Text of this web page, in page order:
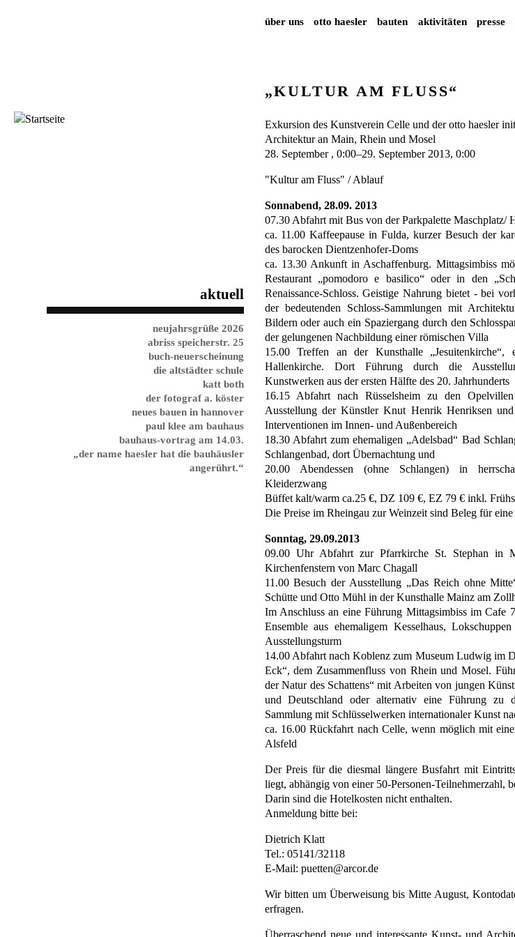
aktuell
neujahrsgrüße 2026
abriss speicherstr. 25
buch-neuerscheinung
die altstädter schule
katt both
der fotograf a. köster
neues bauen in hannover
paul klee am bauhaus
bauhaus-vortrag am 14.03.
„der name haesler hat die bauhäusler
angerührt.“
über uns otto haesler bauten aktivitäten presse
„KULTUR AM FLUSS“
Exkursion des Kunstverein Celle und der otto haesler
Architektur an Main, Rhein und Mosel
28. September , 0:00–29. September 2013, 0:00
"Kultur am Fluss" / Ablauf
Sonnabend, 28.09. 2013
07.30 Abfahrt mit Bus von der Parkpalette Maschplatz/
ca. 11.00 Kaffeepause in Fulda, kurzer Besuch der
des barocken Dientzenhofer-Doms
ca. 13.30 Ankunft in Aschaffenburg. Mittagsimbiss
Restaurant „pomodoro e basilico“ oder in den
Renaissance-Schloss. Geistige Nahrung bietet - bei
der bedeutenden Schloss-Sammlungen mit
Bildern oder auch ein Spaziergang durch den
der gelungenen Nachbildung einer römischen Villa
15.00 Treffen an der Kunsthalle „Jesuitenkirche“,
Hallenkirche. Dort Führung durch die
Kunstwerken aus der ersten Hälfte des 20. Jahrhunderts
16.15 Abfahrt nach Rüsselsheim zu den
Ausstellung der Künstler Knut Henrik Henriksen
Interventionen im Innen- und Außenbereich
18.30 Abfahrt zum ehemaligen „Adelsbad“ Bad
Schlangenbad, dort Übernachtung und
20.00 Abendessen (ohne Schlangen) in
Kleiderzwang
Büffet kalt/warm ca.25 €, DZ 109 €, EZ 79 € inkl.
Die Preise im Rheingau zur Weinzeit sind Beleg für
Sonntag, 29.09.2013
09.00 Uhr Abfahrt zur Pfarrkirche St. Stephan in
Kirchenfenstern von Marc Chagall
11.00 Besuch der Ausstellung „Das Reich ohne
Schütte und Otto Mühl in der Kunsthalle Mainz am
Im Anschluss an eine Führung Mittagsimbiss im Cafe
Ensemble aus ehemaligem Kesselhaus,
Ausstellungsturm
14.00 Abfahrt nach Koblenz zum Museum Ludwig im
Eck“, dem Zusammenfluss von Rhein und Mosel.
der Natur des Schattens“ mit Arbeiten von jungen
und Deutschland oder alternativ eine Führung zu
Sammlung mit Schlüsselwerken internationaler Kunst
ca. 16.00 Rückfahrt nach Celle, wenn möglich mit
Alsfeld
Der Preis für die diesmal längere Busfahrt mit
liegt, abhängig von einer 50-Personen-Teilnehmerzahl,
Darin sind die Hotelkosten nicht enthalten.
Anmeldung bitte bei:
Dietrich Klatt
Tel.: 05141/32118
E-Mail: puetten@arcor.de
Wir bitten um Überweisung bis Mitte August,
erfragen.
Überraschend neue und interessante Kunst- und